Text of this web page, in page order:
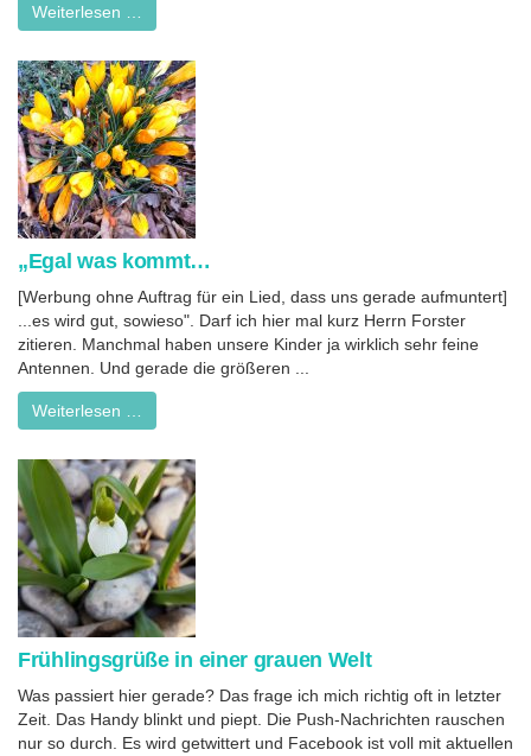
Weiterlesen …
„Egal was kommt…
[Werbung ohne Auftrag für ein Lied, dass uns gerade aufmuntert]
...es wird gut, sowieso". Darf ich hier mal kurz Herrn Forster
zitieren. Manchmal haben unsere Kinder ja wirklich sehr feine
Antennen. Und gerade die größeren ...
Weiterlesen …
Frühlingsgrüße in einer grauen Welt
Was passiert hier gerade? Das frage ich mich richtig oft in letzter
Zeit. Das Handy blinkt und piept. Die Push-Nachrichten rauschen
nur so durch. Es wird getwittert und Facebook ist voll mit aktuellen